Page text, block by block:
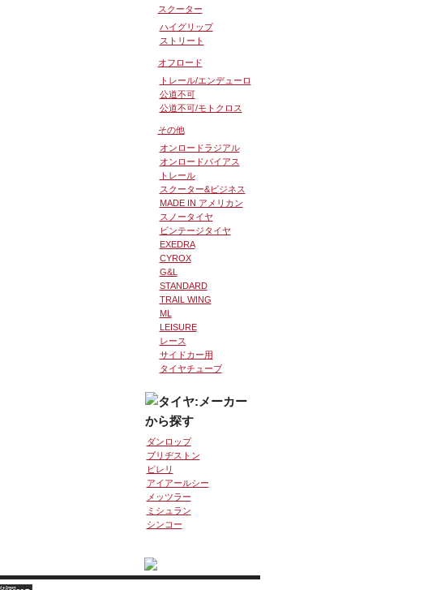
スクーター
ハイグリップ
ストリート
オフロード
トレール/エンデューロ
公道不可
公道不可/モトクロス
その他
オンロードラジアル
オンロードバイアス
トレール
スクーター&ビジネス
MADE IN アメリカン
スノータイヤ
ビンテージタイヤ
EXEDRA
CYROX
G&L
STANDARD
TRAIL WING
ML
LEISURE
レース
サイドカー用
タイヤチューブ
ダンロップ
ブリヂストン
ピレリ
アイアールシー
メッツラー
ミシュラン
シンコー